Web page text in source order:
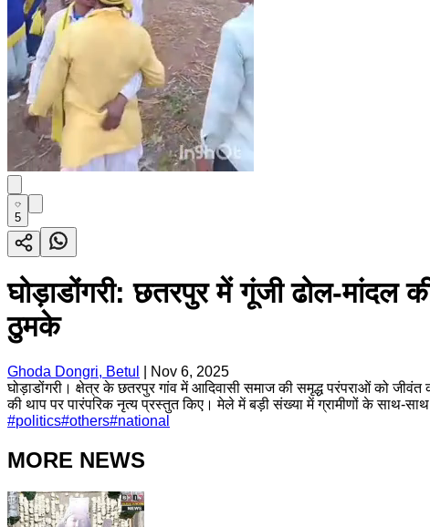
5
घोड़ाडोंगरी: छतरपुर में गूंजी ढोल-मांदल
ठुमके
Ghoda Dongri, Betul
Nov 6, 2025
घोड़ाडोंगरी। क्षेत्र के छतरपुर गांव में आदिवासी समाज की समृद्ध परंपराओं को
की थाप पर पारंपरिक नृत्य प्रस्तुत किए। मेले में बड़ी संख्या में ग्रामीणों के साथ-
#politics#others#national
MORE NEWS